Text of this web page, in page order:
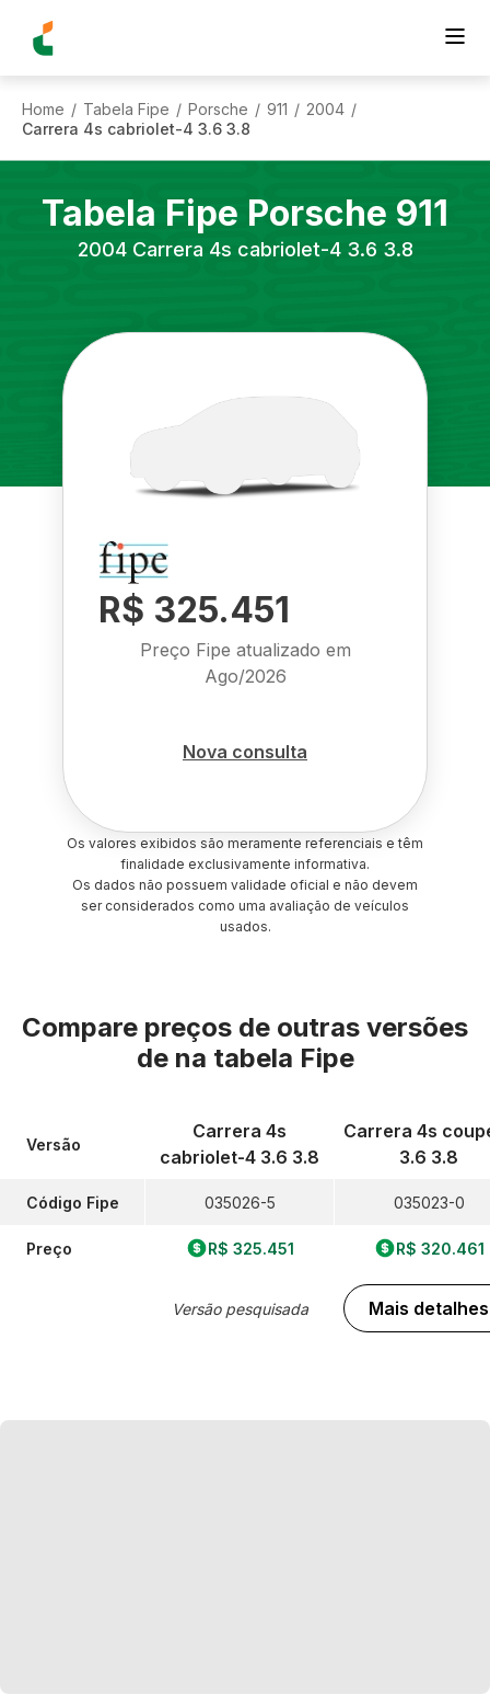
Home / Tabela Fipe / Porsche / 911 / 2004 /
Carrera 4s cabriolet-4 3.6 3.8
Tabela Fipe Porsche 911
2004 Carrera 4s cabriolet-4 3.6 3.8
R$ 325.451
Preço Fipe atualizado em
Ago/2026
Nova consulta
Os valores exibidos são meramente referenciais e têm
finalidade exclusivamente informativa.
Os dados não possuem validade oficial e não devem
ser considerados como uma avaliação de veículos
usados.
Compare preços de outras versões
de na tabela Fipe
Versão
Código Fipe
Preço
Carrera 4s
cabriolet-4 3.6 3.8
035026-5
R$ 325.451
Versão pesquisada
Carrera 4s
3.6 3.8
035023-0
R$ 320.461
Mais detalhes